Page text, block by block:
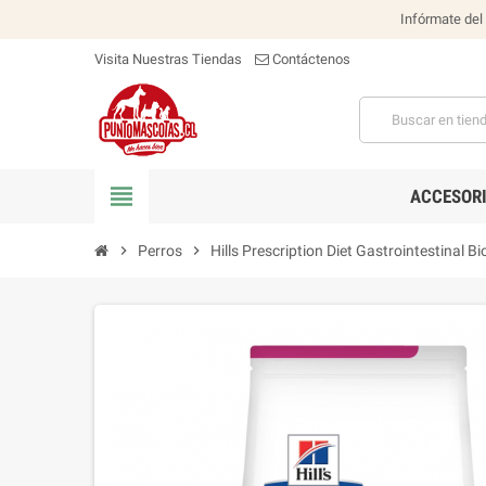
Infórmate del
Visita Nuestras Tiendas Contáctenos
view_headline
chevron_right Perros chevron_right Hills Prescription Diet Gastrointestinal